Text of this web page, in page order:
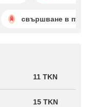
свършване в
11 TKN
15 TKN